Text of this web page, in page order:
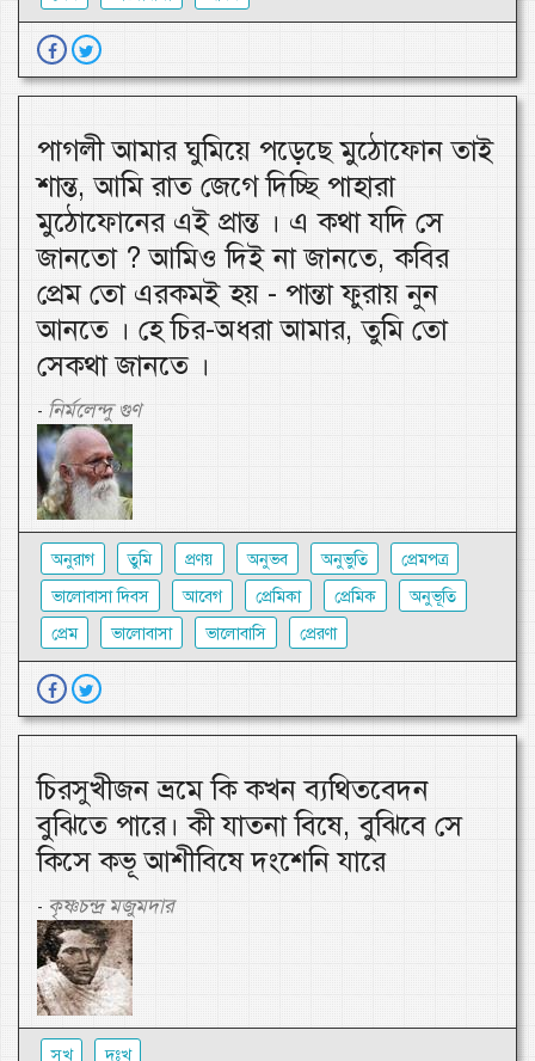
পাগলী আমার ঘুমিয়ে পড়েছে মুঠোফোন তাই
শান্ত, আমি রাত জেগে দিচ্ছি পাহারা
মুঠোফোনের এই প্রান্ত । এ কথা যদি সে
জানতো ? আমিও দিই না জানতে, কবির
প্রেম তো এরকমই হয় - পান্তা ফুরায় নুন
আনতে । হে চির-অধরা আমার, তুমি তো
সেকথা জানতে ।
- নির্মলেন্দু গুণ
অনুরাগ তুমি প্রণয় অনুভব অনুভুতি
প্রেমপত্র
ভালোবাসা দিবস
আবেগ প্রেমিকা প্রেমিক
অনুভূতি
প্রেম
ভালোবাসা ভালোবাসি প্রেরণা
চিরসুখীজন ভ্রমে কি কখন ব্যথিতবেদন
বুঝিতে পারে। কী যাতনা বিষে, বুঝিবে সে
কিসে কভূ আশীবিষে দংশেনি যারে
- কৃষ্ণচন্দ্র মজুমদার
সুখ দুঃখ